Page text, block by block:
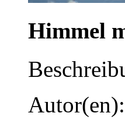
Himmel